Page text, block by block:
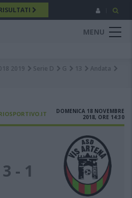
MENU
2019 Serie D G 13
Andata
DOMENICA 18 NOVEMBRE
2018, ORE 14:30
3 - 1